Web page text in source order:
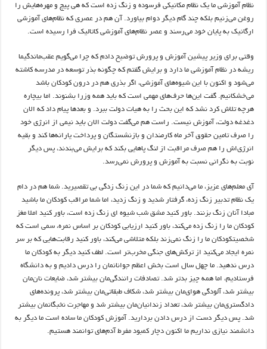
نظام آموزشی ما یک نظام مکانیکی فرسوده و زنگ زده است که هی پیچ و مهره‌هایش را
روغن می‌زنیم بلکه چند گام دیگر دوام بیاورد. آن هم در عصری که نظام‌های آموزشی
ارگانیک به پایان خود می‌رسند و عصر نظام‌های آموزشی کاتالیک فرا رسیده است.
وقتی برای وزیر پیشین آموزش و پرورش توضیح دادم که چرا می‌گویم عقب‌ماندگیما
ریشه در نظام آموزشی ما دارد و برایش گفتم که چگونه بذر توسعه در مدرسه کاشته
می‌شود و اکنون با این شیوه‌های آموزشی، اگر بذری هم در درون کودکان باشد
می‌خشکانیم. گفت این‌ها حرف‌های مهمی است که باید همه وزرا بشنوند. اما بیچاره
هرچه تلاش کرد نشد که این بحث را به هیات دولت ببرد. و بعدها پیام داد که الان
دغدغه دولت، آموزش نیست. راست هم می‌گفت دولت الان باید نیمی از انرژی خود
را صرف تامین حقوق آخر ماه کارمندان و بازنشستگان و پرداخت یارانه‌ها کند و بقیه
انرژی‌اش را هم صرف مراقبت از لنگ پاهایی بکند که برایش می‌بندند، پس دیگر
نوبت به نگرانی نسبت به آموزش و پرورش نمی‌رسد.
آی معلم‌های عزیز، ما می‌دانیم که شما در این زنگ زدگی بی تقصیرید. شما هم در دام
یک نظام تدبیر زنگ زده، گرفتار شدید و زنگ زدید، اما شما مراقب کودکان ما باشید
مبادا آنان زنگ بزنند. باور کنید مشق شب شیوه ای زنگ زده است، باور کنید املا مغز
کودکان ما را زنگ زده می‌کند، باور کنید ارزیابی کودکان بر اساس نمره، سمی است که
شخصیتکودکان ما را زنگ نمی‌زند بلکه متلاشی می‌کند، باور کنید رقابت‌هایی که بر سر
نمره ایجاد می‌کنید از ترکش‌های جنگی مخرب‌تر است. لطف کنید دیگر به کودکان ما
درس ندهید. ما چهل سال است بخش اعظم جوانانمان را درس دادیم و به دانشگاه
فرستادیم، اما همه چیز بدتر شد. تصادفات رانندگی‌مان بیشتر شد، ضایعات نان‌مان
بیشتر شد، آلودگی‌ هوای‌‌مان بیشتر شد، شکاف طبقاتی‌مان بیشتر شد، پرونده‌های
دادگستری‌مان بیشتر شد، تعداد زندانیان‌مان بیشتر شد و مهاجرت نخبگانمان بیشتر
شد. پس دیگر دست از درس دادن بردارید. آموزش کودکان ما ساده است ما دیگر به
دانشمند نیازی نداریم ما اکنون دچار کمبود مفرط آدم‌های توانمند هستیم.